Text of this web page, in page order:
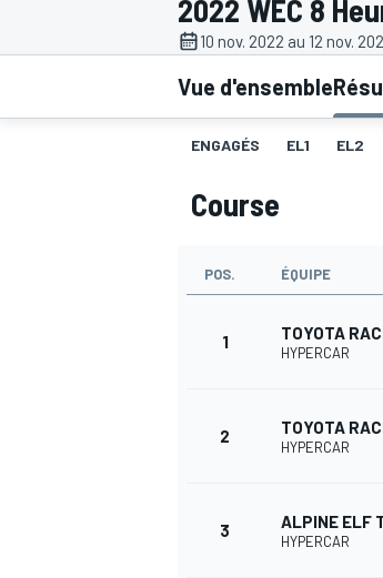
2022 WEC 8
10 nov. 2022 au 12 nov.
Vue d'ensemble
ENGAGÉS EL1 EL2
Course
POS. ÉQUIPE
1 TOYOTA
HYPERCAR
2 TOYOTA
HYPERCAR
3 ALPINE ELF
HYPERCAR